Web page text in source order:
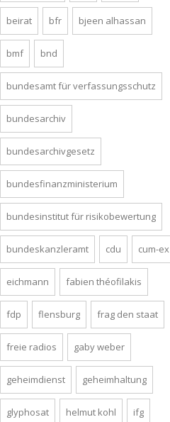
beirat bfr bjeen alhassan
bmf bnd
bundesamt für verfassungsschutz
bundesarchiv
bundesarchivgesetz
bundesfinanzministerium
bundesinstitut für risikobewertung
bundeskanzleramt cdu cum-ex
eichmann fabien théofilakis
fdp flensburg frag den staat
freie radios gaby weber
geheimdienst geheimhaltung
glyphosat helmut kohl ifg